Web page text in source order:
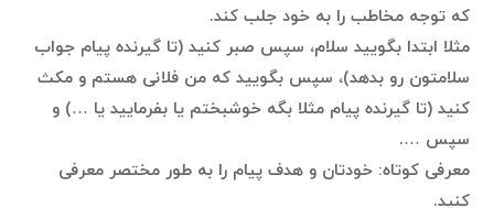
که توجه مخاطب را به خود جلب کند.
مثلا ابتدا بگویید سلام، سپس صبر کنید (تا گیرنده پیام جواب
سلامتون رو بدهد)، سپس بگویید که من فلانی هستم و مکث
کنید (تا گیرنده پیام مثلا بگه خوشبختم یا بفرمایید یا …) و
سپس ….
معرفی کوتاه: خودتان و هدف پیام را به طور مختصر معرفی
کنید.